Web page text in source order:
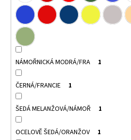
NÁMOŘNICKÁ MODRÁ/FRA 1
ČERNÁ/FRANCIE 1
ŠEDÁ MELANŽOVÁ/NÁMOŘ 1
OCELOVĚ ŠEDÁ/ORANŽOV 1